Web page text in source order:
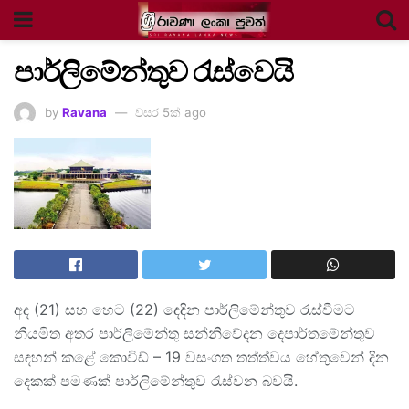
පාර්ලිමේන්තුව රැස්වෙයි
by Ravana වසර 5ක් ago
අද (21) සහ හෙට (22) දෙදින පාර්ලිමේන්තුව රැස්වීමට
නියමිත අතර පාර්ලිමේන්තු සන්නිවේදන දෙපාර්තමේන්තුව
සඳහන් කළේ කොවිඩ් – 19 වසංගත තත්ත්වය හේතුවෙන් දින
දෙකක් පමණක් පාර්ලිමේන්තුව රැස්වන බවයි.